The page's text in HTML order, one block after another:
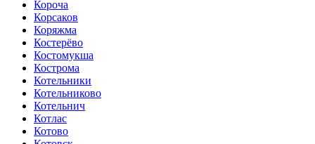
Короча
Корсаков
Коряжма
Костерёво
Костомукша
Кострома
Котельники
Котельниково
Котельнич
Котлас
Котово